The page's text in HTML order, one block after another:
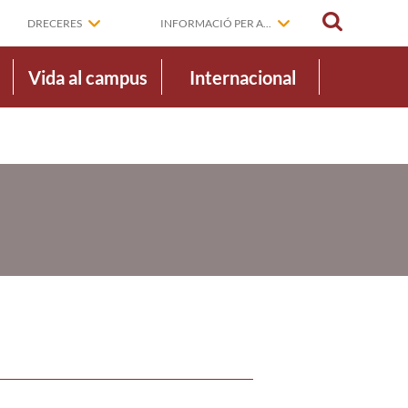
DRECERES INFORMACIÓ PER A...
Vida al campus Internacional